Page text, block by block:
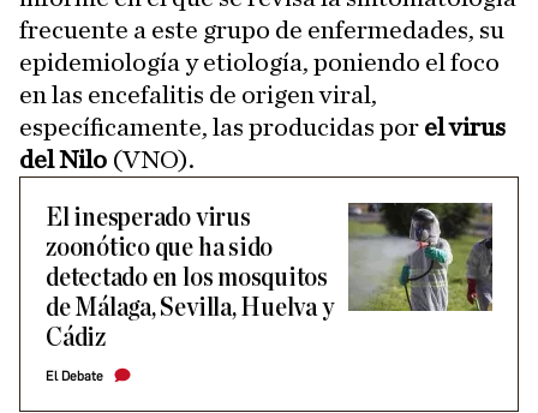
frecuente a este grupo de enfermedades, su
epidemiología y etiología, poniendo el foco
en las encefalitis de origen viral,
específicamente, las producidas por el virus
del Nilo (VNO).
El inesperado virus
zoonótico que ha sido
detectado en los mosquitos
de Málaga, Sevilla, Huelva y
Cádiz
El Debate